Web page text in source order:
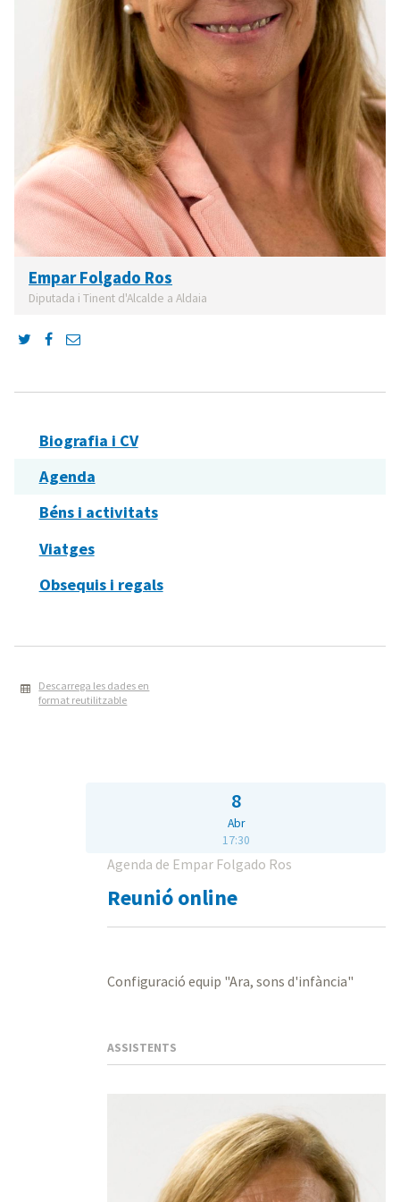
Empar Folgado Ros
Diputada i Tinent d'Alcalde a Aldaia
Biografia i CV
Agenda
Béns i activitats
Viatges
Obsequis i regals
Descarrega les dades en
format reutilitzable
8
Abr
17:30
Agenda de Empar Folgado Ros
Reunió online
Configuració equip "Ara, sons d'infància"
ASSISTENTS